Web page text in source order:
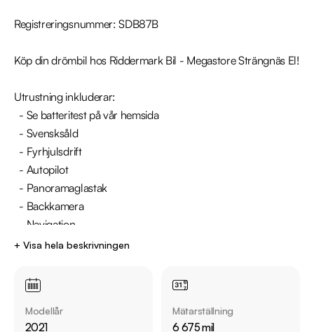
Registreringsnummer: SDB87B
Köp din drömbil hos Riddermark Bil - Megastore Strängnäs El!
Utrustning inkluderar:
  - Rattvärme
Årsskatt: Endast 360 kr
+ Visa hela beskrivningen
Modellår
2021
Mätarställning
6 675 mil